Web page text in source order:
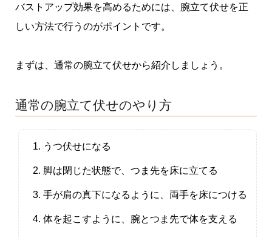
バストアップ効果を高めるためには、腕立て伏せを正
しい方法で行うのがポイントです。
まずは、通常の腕立て伏せから紹介しましょう。
通常の腕立て伏せのやり方
うつ伏せになる
脚は閉じた状態で、つま先を床に立てる
手が肩の真下になるように、両手を床につける
体を起こすように、腕とつま先で体を支える